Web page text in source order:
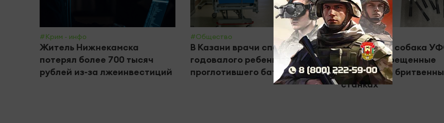
#Крим - инфо
Житель Нижнекамска
потерял более 700 тысяч
рублей из-за лжеинвестиций
#Общество
В Казани врачи спасли
годовалого ребенка,
проглотившего батарейку
#Крим - инфо
Служебная собака
нашла запрещенные
вещества в
станках